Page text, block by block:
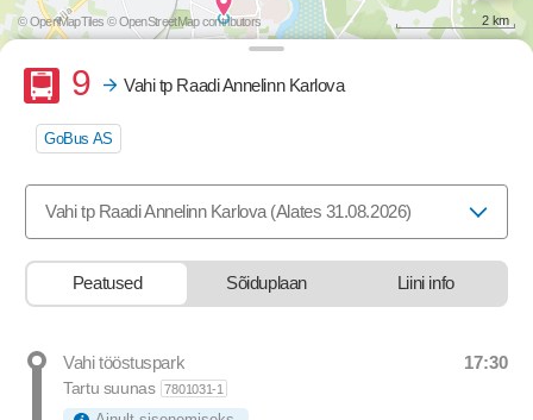
© OpenMapTiles © OpenStreetMap contributors 2 km
Buss
9 Vahi tp Raadi Annelinn Karlova
GoBus AS
Vahi tp Raadi Annelinn Karlova (Alates 31.08.2026)
Peatused Sõiduplaan Liini info
Vahi tööstuspark Departure
17:30
Tartu suunas 7801031-1